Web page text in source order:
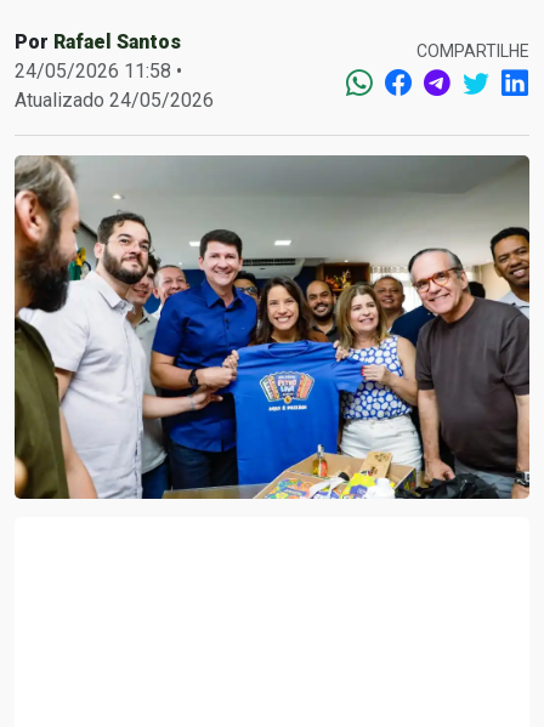
Por Rafael Santos
24/05/2026 11:58 •
Atualizado 24/05/2026
COMPARTILHE